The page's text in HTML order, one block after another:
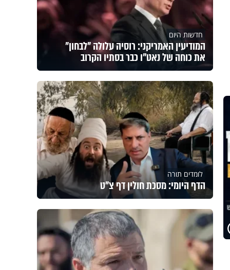
חדשות היום
המודיעין האמריקני: רוסיה עלולה "לבחון"
את כוחה של נאט"ו כבר בסתיו הקרוב
לומדים תורה
הדף היומי: מסכת חולין דף צ"ט